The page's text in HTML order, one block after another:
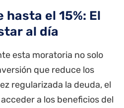
el 15%: El
al día
esta moratoria no solo
que reduce los
regularizada la deuda, el
a los beneficios del